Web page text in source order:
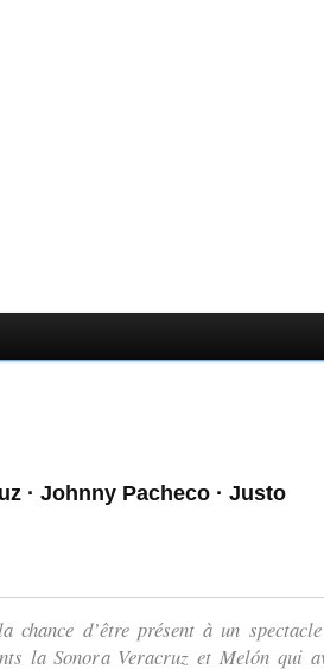
· Johnny Pacheco · Justo
chance d’être présent à un
la Sonora Veracruz et Melón qui